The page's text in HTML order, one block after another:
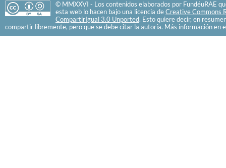
© MMXXVI - Los contenidos elaborados por FundéuRAE
esta web lo hacen bajo una licencia de Creative Commons
CompartirIgual 3.0 Unported. Esto quiere decir, en
compartir libremente, pero que se debe citar la autoría. Más información en